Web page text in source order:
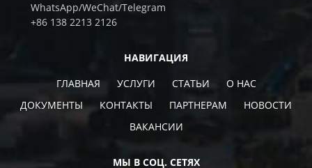
WhatsApp/WeChat/Telegram
+86 138 2213 2126
НАВИГАЦИЯ
ГЛАВНАЯ
УСЛУГИ СТАТЬИ
О НАС
ДОКУМЕНТЫ
КОНТАКТЫ ПАРТНЕРАМ
НОВОСТИ
ВАКАНCИИ
МЫ В СОЦ. СЕТЯХ